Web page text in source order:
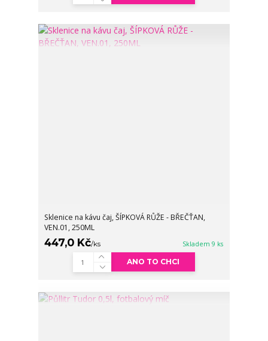
Sklenice na kávu čaj, ŠÍPKOVÁ RŮŽE - BŘEČŤAN,
VEN.01, 250ML
447,0 Kč/ks Skladem 9 ks
ANO TO CHCI